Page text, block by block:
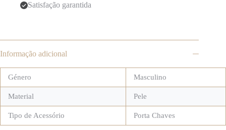
Satisfação garantida
Informação adicional
Género Masculino
Material Pele
Tipo de Acessório Porta Chaves